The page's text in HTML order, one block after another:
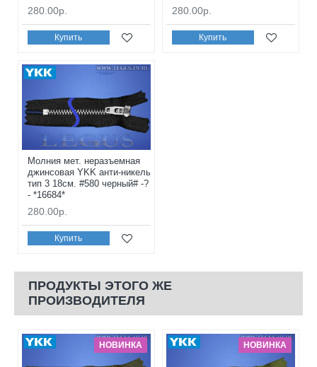
280.00р.
Купить
280.00р.
Купить
Молния мет. неразъемная
джинсовая YKK анти-никель
тип 3 18см. #580 черный# -?
- *16684*
280.00р.
Купить
ПРОДУКТЫ ЭТОГО ЖЕ
ПРОИЗВОДИТЕЛЯ
НОВИНКА НОВИНКА